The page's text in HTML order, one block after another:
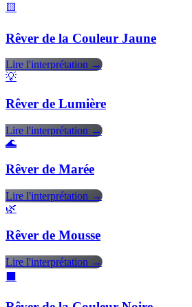
🟨
Rêver de la Couleur Jaune
Lire l'interprétation →
💡
Rêver de Lumière
Lire l'interprétation →
🌊
Rêver de Marée
Lire l'interprétation →
🌿
Rêver de Mousse
Lire l'interprétation →